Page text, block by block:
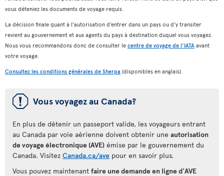
vous déteniez les documents de voyage requis.
La décision finale quant à l’autorisation d’entrer dans un pays ou d’y transiter
revient au gouvernement et aux agents du pays à destination duquel vous voyagez.
Nous vous recommandons donc de consulter le centre de voyage de l’IATA avant
votre voyage.
Consultez les conditions générales de Sherpa (disponibles en anglais).
ü Vous voyagez au Canada?
En plus de détenir un passeport valide, les voyageurs entrant
au Canada par voie aérienne doivent obtenir une autorisation
de voyage électronique (AVE) émise par le gouvernement du
Canada. Visitez Canada.ca/ave pour en savoir plus.
Vous pouvez maintenant faire une demande en ligne d'AVE